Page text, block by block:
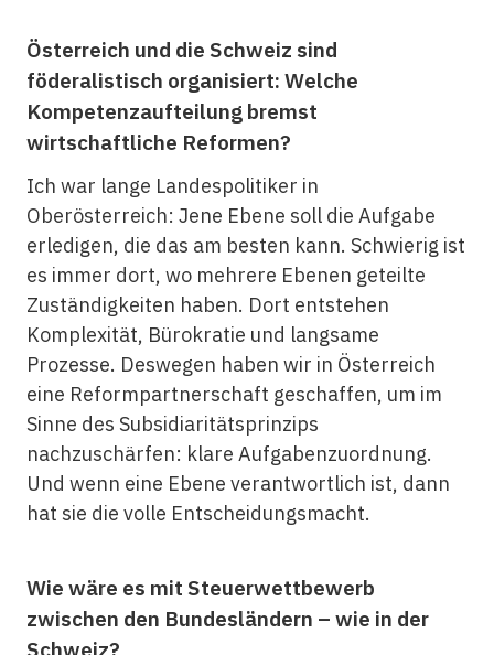
Österreich und die Schweiz sind
föderalistisch organisiert: Welche
Kompetenzaufteilung bremst
wirtschaftliche Reformen?
Ich war lange Landespolitiker in
Oberösterreich: Jene Ebene soll die Aufgabe
erledigen, die das am besten kann. Schwierig ist
es immer dort, wo mehrere Ebenen geteilte
Zuständigkeiten haben. Dort entstehen
Komplexität, Bürokratie und langsame
Prozesse. Deswegen haben wir in Österreich
eine Reformpartnerschaft geschaffen, um im
Sinne des Subsidiaritätsprinzips
nachzuschärfen: klare Aufgabenzuordnung.
Und wenn eine Ebene verantwortlich ist, dann
hat sie die volle Entscheidungsmacht.
Wie wäre es mit Steuerwettbewerb
zwischen den Bundesländern – wie in der
Schweiz?